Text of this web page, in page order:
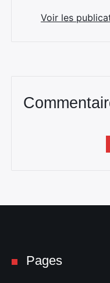
Voir les
Pages